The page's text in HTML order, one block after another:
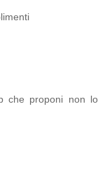
che proponi non lo